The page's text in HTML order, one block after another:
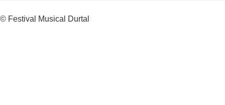
© Festival Musical Durtal